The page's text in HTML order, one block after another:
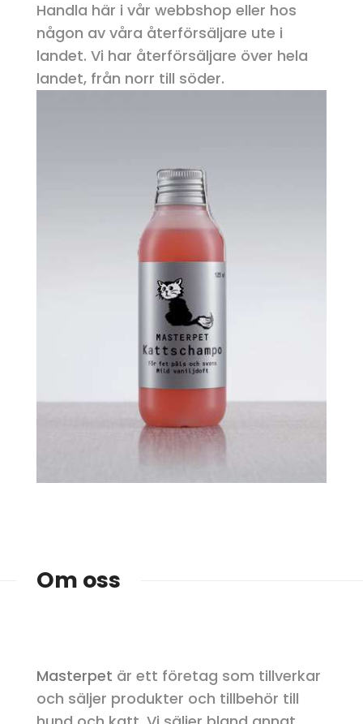
Handla här i vår webbshop eller hos
någon av våra återförsäljare ute i
landet. Vi har återförsäljare över hela
landet, från norr till söder.
Om oss
Masterpet är ett företag som tillverkar
och säljer produkter och tillbehör till